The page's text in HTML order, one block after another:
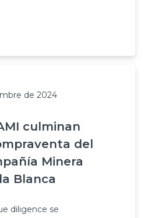
de 2024
culminan
del
Minera
Blanca
diligence se